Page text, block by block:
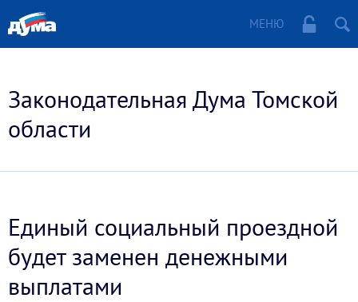
МЕНЮ
Законодательная Дума Томской
области
Единый социальный проездной
будет заменен денежными
выплатами